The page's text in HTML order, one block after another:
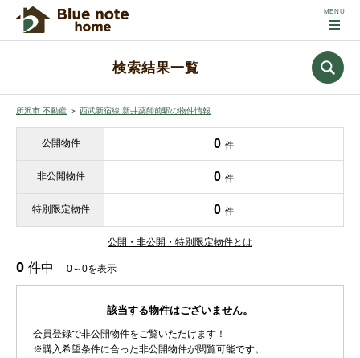
検索結果一覧
所沢市 不動産 ＞ 西武新宿線 新井薬師前駅の物件情報
公開物件 0 件
非公開物件 0 件
特別限定物件 0 件
公開・非公開・特別限定物件とは
0 件中 0～0を表示
該当する物件はございません。
会員登録で非公開物件をご覧いただけます！
※購入希望条件に合った非公開物件が閲覧可能です。